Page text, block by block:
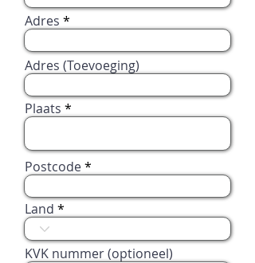
Adres
Adres (Toevoeging)
Plaats
Postcode
Land
KVK nummer (optioneel)